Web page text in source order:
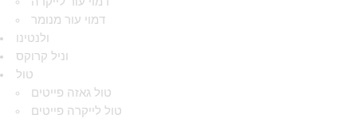
דמוי עור מנומר
ולנטינו
וניל קרוקס
טול
טול גאזה פייטים
טול לייקרה פייטים